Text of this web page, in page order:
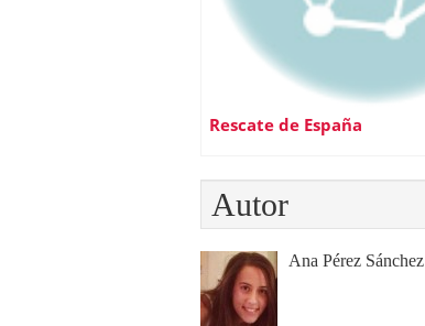
Rescate de España
Autor
Ana Pérez Sánchez